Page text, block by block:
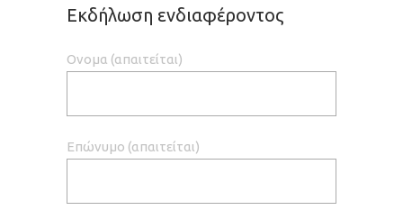
Εκδήλωση ενδιαφέροντος
Ονομα (απαιτείται)
Επώνυμο (απαιτείται)